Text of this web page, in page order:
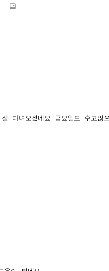
다녀오셨네요 금요일도 수고많